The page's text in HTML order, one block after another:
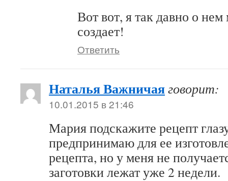
Вот вот, я так давно о
создает!
Ответить
Наталья Важничаяговорит:
10.01.2015 в 21:46
Мария подскажите рецепт
предпринимаю для ее
рецепта, но у меня не
заготовки лежат уже 2 недели.